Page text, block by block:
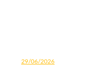
29/06/2026